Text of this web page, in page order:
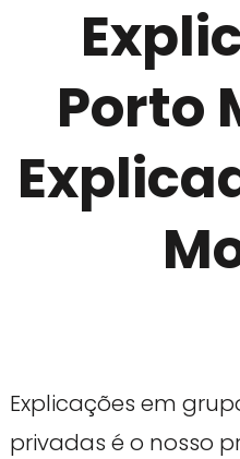
Porto
Explicações em
privadas é o nosso